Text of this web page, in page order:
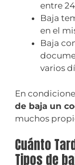
entre
Baja
en el
Baja
varios
En
de baja un
muchos
Cuánto
Tipos de